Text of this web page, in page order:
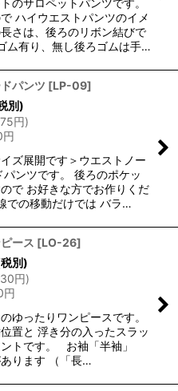
ハイウエストパンツのイメ
さは、後ろのリボン結びで
ム有り、無し後ろゴムは手…
パンツ [LP-09]
別)
円)
円
ズ展開です＞ウエストノー
ンツです。 後ろのポケッ
で お好きな方でお作りくだ
での移動だけでは バラ…
ース [LO-26]
別)
円)
円
ゆったりワンピースです。
置と 浮き分の入ったスラッ
トです。 お袖「半袖」
あります （「長…